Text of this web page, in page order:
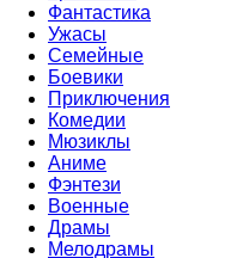
Фантастика
Ужасы
Семейные
Боевики
Приключения
Комедии
Мюзиклы
Аниме
Фэнтези
Военные
Драмы
Мелодрамы